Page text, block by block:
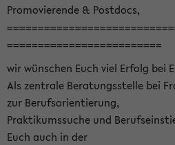
Promovierende & Postdocs,
=========================
wir wünschen Euch viel Erfolg bei
Als zentrale Beratungsstelle bei
zur Berufsorientierung,
Praktikumssuche und
Euch auch in der